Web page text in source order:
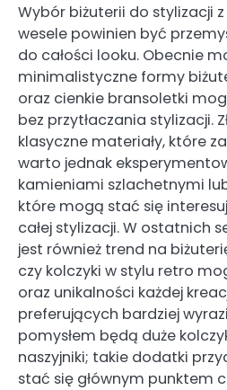
Wybór biżuterii do stylizacji
wesele powinien być
do całości looku. Obecnie
minimalistyczne formy
oraz cienkie bransoletki
bez przytłaczania stylizacji.
klasyczne materiały, które
warto jednak
kamieniami szlachetnymi
które mogą stać się
całej stylizacji. W ostatnich
jest również trend na
czy kolczyki w stylu retro
oraz unikalności każdej
preferujących bardziej
pomysłem będą duże
naszyjniki; takie dodatki
stać się głównym punktem